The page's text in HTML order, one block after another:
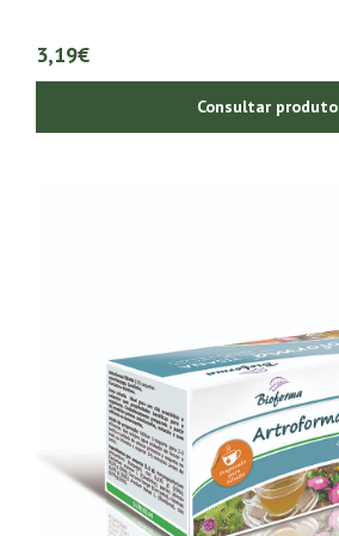
3,19€
Consultar produto